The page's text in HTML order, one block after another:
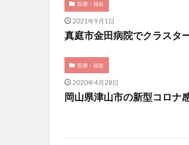
医療・福祉
2021年9月1日
真庭市金田病院でクラスタ
医療・福祉
2020年4月28日
岡山県津山市の新型コロナ